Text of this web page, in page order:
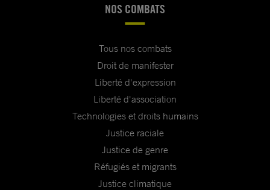
NOS COMBATS
Tous nos combats
Droit de manifester
Liberté d'expression
Liberté d'association
Technologies et droits humains
Justice raciale
Justice de genre
Réfugiés et migrants
Justice climatique